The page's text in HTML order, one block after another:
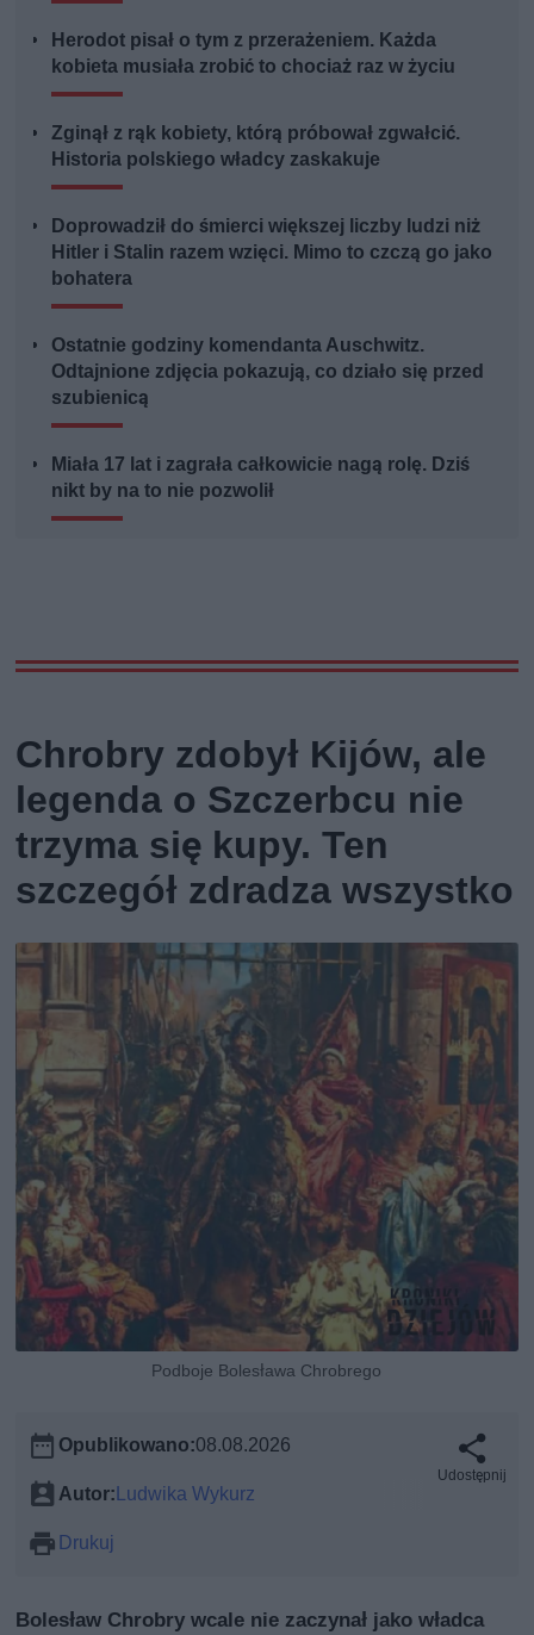
Herodot pisał o tym z przerażeniem. Każda
kobieta musiała zrobić to chociaż raz w życiu
Zginął z rąk kobiety, którą próbował zgwałcić.
Historia polskiego władcy zaskakuje
Doprowadził do śmierci większej liczby ludzi niż
Hitler i Stalin razem wzięci. Mimo to czczą go jako
bohatera
Ostatnie godziny komendanta Auschwitz.
Odtajnione zdjęcia pokazują, co działo się przed
szubienicą
Miała 17 lat i zagrała całkowicie nagą rolę. Dziś
nikt by na to nie pozwolił
Chrobry zdobył Kijów, ale
legenda o Szczerbcu nie
trzyma się kupy. Ten
szczegół zdradza wszystko
Podboje Bolesława Chrobrego
Opublikowano:08.08.2026
Autor:Ludwika Wykurz
Drukuj
Udostępnij
Bolesław Chrobry wcale nie zaczynał jako władca